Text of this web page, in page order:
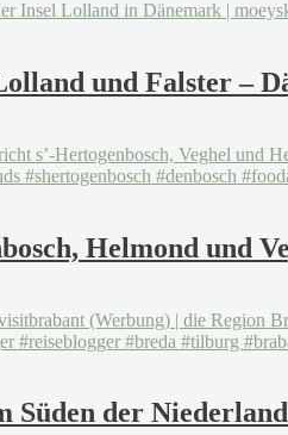
und Falster –
Helmond und
der